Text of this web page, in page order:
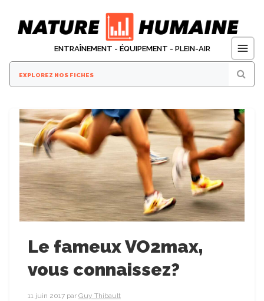
contenu
ENTRAÎNEMENT - ÉQUIPEMENT - PLEIN-AIR
Le fameux VO2max,
vous connaissez?
11 juin 2017 par Guy Thibault